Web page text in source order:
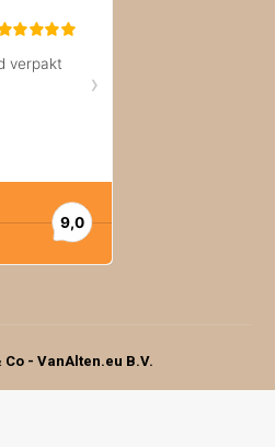
Co - VanAlten.eu B.V.